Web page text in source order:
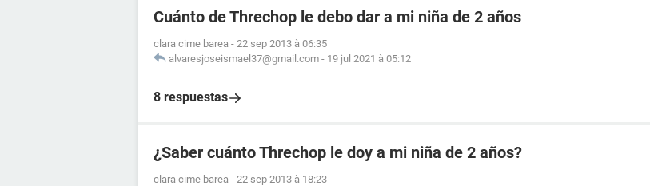
Cuánto de Threchop le debo dar a mi niña de 2 años
clara cime barea - 22 sep 2013 à 06:35
alvaresjoseismael37@gmail.com - 19 jul 2021 à 05:12
8 respuestas
¿Saber cuánto Threchop le doy a mi niña de 2 años?
clara cime barea - 22 sep 2013 à 18:23